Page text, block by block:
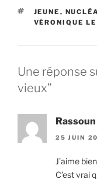
ÉTIQUETTES
JEUNE ,
VÉRONIQUE LE
Une réponse
vieux”
Rassoun
25 JUIN
J’aime
C’est vrai